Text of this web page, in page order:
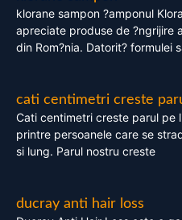
klorane sampon ?amponul
apreciate produse de ?ngrijire
din Rom?nia. Datorit? formulei
cati centimetri creste
Cati centimetri creste parul pe
printre persoanele care se
si lung. Parul nostru creste
ducray anti hair loss